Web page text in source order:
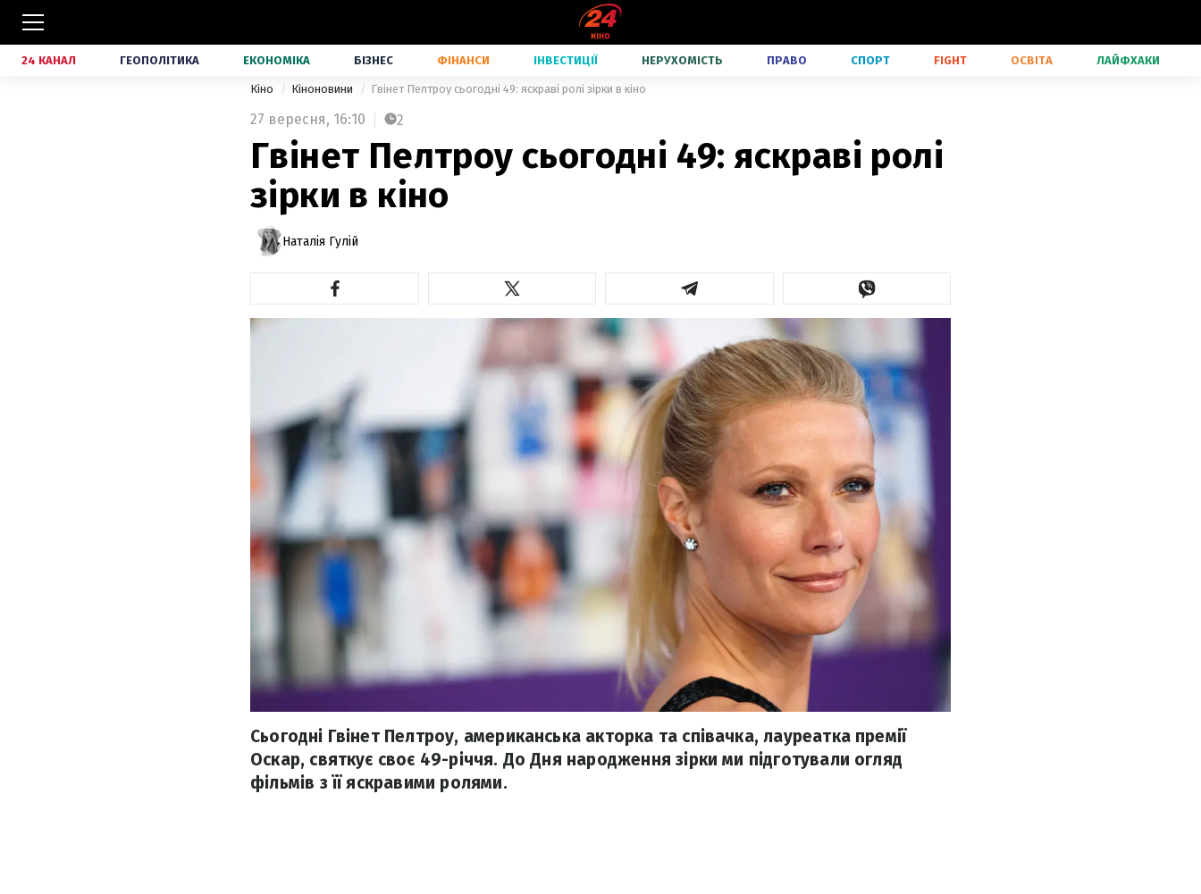
24 КАНАЛ ГЕОПОЛІТИКА ЕКОНОМІКА БІЗНЕС ФІНАНСИ ІНВЕСТИЦІЇ НЕРУХОМІСТЬ ПРАВО СПОРТ FIGHT ОСВІТА ЛАЙФХАКИ
Кіно Кіноновини Гвінет Пелтроу сьогодні 49: яскраві ролі зірки в кіно
27 вересня, 16:10 2
Гвінет Пелтроу сьогодні 49: яскраві ролі
зірки в кіно
Наталія Гулій
Сьогодні Гвінет Пелтроу, американська акторка та співачка, лауреатка премії
Оскар, святкує своє 49-річчя. До Дня народження зірки ми підготували огляд
фільмів з її яскравими ролями.